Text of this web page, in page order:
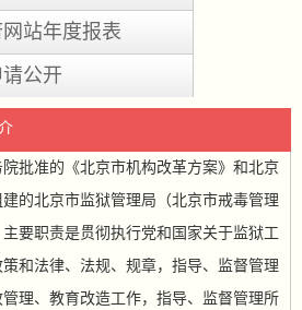
站年度报表
公开
批准的《北京市机构改革方案》和北京
的北京市监狱管理局（北京市戒毒管理
主要职责是贯彻执行党和国家关于监狱工
和法律、法规、规章，指导、监督管理
理、教育改造工作，指导、监督管理所